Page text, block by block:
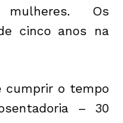
Os
cinco anos na
cumprir o tempo
– 30